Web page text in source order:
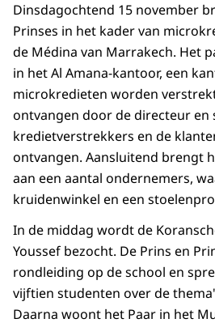
Dinsdagochtend 15 november
Prinses in het kader van
de Médina van Marrakech. Het
in het Al Amana-kantoor, een
microkredieten worden
ontvangen door de directeur en
kredietverstrekkers en de
ontvangen. Aansluitend brengt
aan een aantal ondernemers,
kruidenwinkel en een
In de middag wordt de
Youssef bezocht. De Prins en
rondleiding op de school en
vijftien studenten over de
Daarna woont het Paar in het